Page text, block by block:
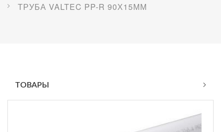
ТРУБА VALTEC PP-R 90Х15ММ
ТОВАРЫ